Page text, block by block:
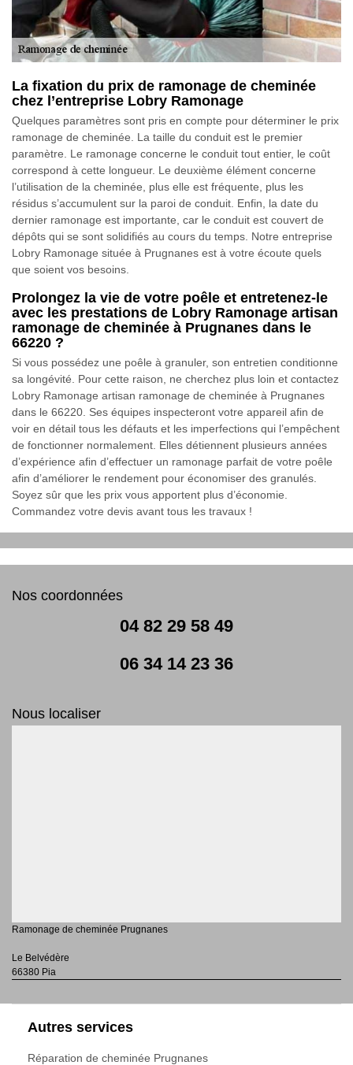
La fixation du prix de ramonage de cheminée
chez l’entreprise Lobry Ramonage
Quelques paramètres sont pris en compte pour déterminer le prix
ramonage de cheminée. La taille du conduit est le premier
paramètre. Le ramonage concerne le conduit tout entier, le coût
correspond à cette longueur. Le deuxième élément concerne
l’utilisation de la cheminée, plus elle est fréquente, plus les
résidus s’accumulent sur la paroi de conduit. Enfin, la date du
dernier ramonage est importante, car le conduit est couvert de
dépôts qui se sont solidifiés au cours du temps. Notre entreprise
Lobry Ramonage située à Prugnanes est à votre écoute quels
que soient vos besoins.
Prolongez la vie de votre poêle et entretenez-le
avec les prestations de Lobry Ramonage artisan
ramonage de cheminée à Prugnanes dans le
66220 ?
Si vous possédez une poêle à granuler, son entretien conditionne
sa longévité. Pour cette raison, ne cherchez plus loin et contactez
Lobry Ramonage artisan ramonage de cheminée à Prugnanes
dans le 66220. Ses équipes inspecteront votre appareil afin de
voir en détail tous les défauts et les imperfections qui l’empêchent
de fonctionner normalement. Elles détiennent plusieurs années
d’expérience afin d’effectuer un ramonage parfait de votre poêle
afin d’améliorer le rendement pour économiser des granulés.
Soyez sûr que les prix vous apportent plus d’économie.
Commandez votre devis avant tous les travaux !
Nos coordonnées
04 82 29 58 49
06 34 14 23 36
Nous localiser
Ramonage de cheminée Prugnanes
Le Belvédère
66380 Pia
Autres services
Réparation de cheminée Prugnanes